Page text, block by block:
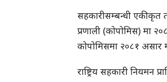
सहकारीसम्बन्धी एकीकृत
प्रणाली (कोपोमिस) मा
कोपोमिसमा २०८१
राष्ट्रिय सहकारी नियमन